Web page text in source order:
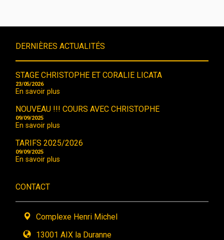
DERNIÈRES ACTUALITÉS
STAGE CHRISTOPHE ET CORALIE LICATA
23/05/2026
En savoir plus
NOUVEAU !!! COURS AVEC CHRISTOPHE
09/09/2025
En savoir plus
TARIFS 2025/2026
09/09/2025
En savoir plus
CONTACT
Complexe Henri Michel
13001 AIX la Duranne